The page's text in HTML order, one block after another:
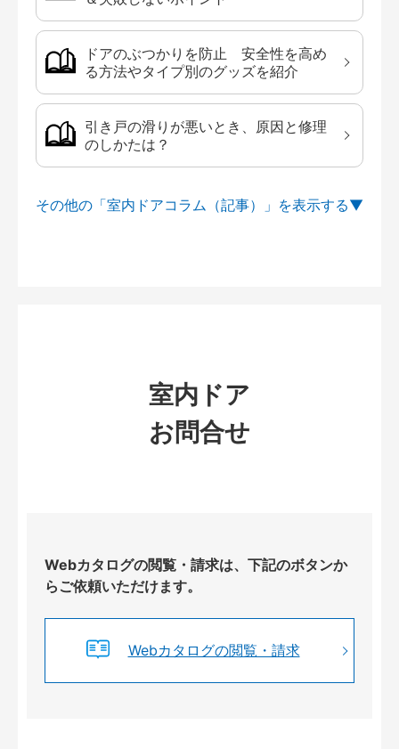
ドアのぶつかりを防止 安全性を高め
る方法やタイプ別のグッズを紹介
引き戸の滑りが悪いとき、原因と修理
のしかたは？
その他の「室内ドアコラム（記事）」を
室内ドア
お問合せ
Webカタログの閲覧・請求は、下記のボタンか
らご依頼いただけます。
Webカタログの閲覧・請求